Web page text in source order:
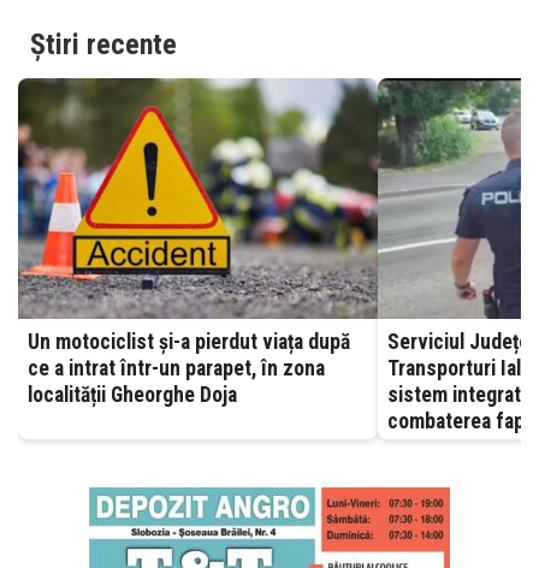
Știri recente
Un motociclist și-a pierdut viața după
ce a intrat într-un parapet, în zona
localității Gheorghe Doja
Serviciul
Transporturi Ialomița –
sistem integrat,
combaterea